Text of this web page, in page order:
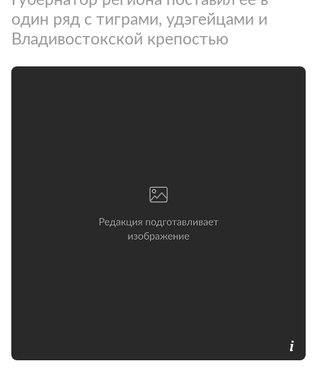
один ряд с тиграми, удэгейцами и
Владивостокской крепостью